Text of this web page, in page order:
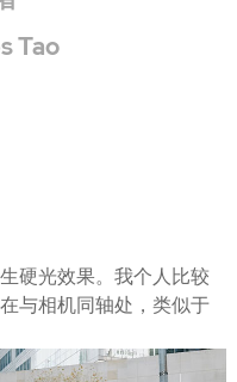
Tao
硬光效果。我个人比较
与相机同轴处，类似于